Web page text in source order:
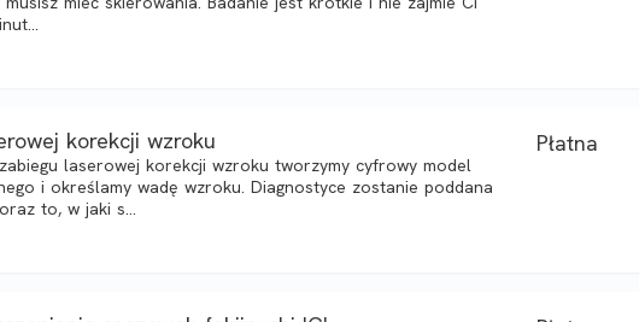
korekcji wzroku
laserowej korekcji wzroku tworzymy cyfrowy model
i określamy wadę wzroku. Diagnostyce zostanie poddana
to, w jaki s...
Płatna